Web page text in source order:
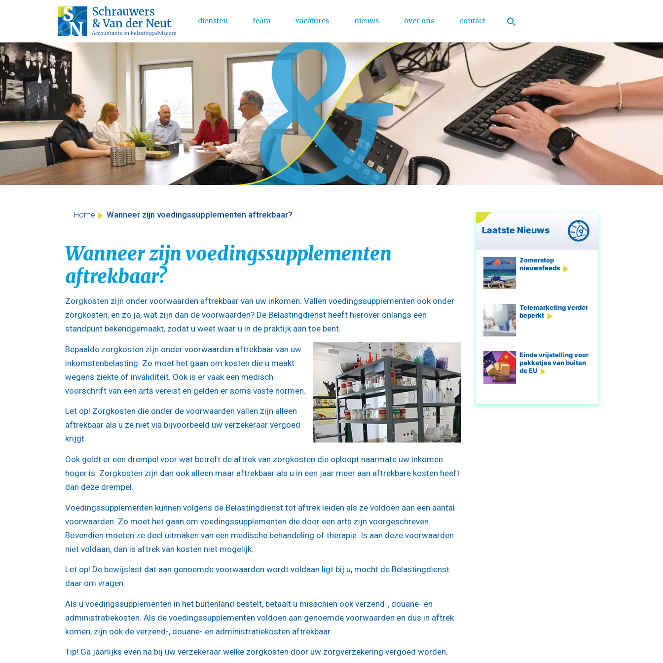
Skip
to
content
Main Menu
diensten team vacatures nieuws over ons contact
Home Wanneer zijn voedingssupplementen aftrekbaar?
Wanneer zijn voedingssupplementen
aftrekbaar?
Zorgkosten zijn onder voorwaarden aftrekbaar van uw inkomen. Vallen voedingssupplementen ook onder
zorgkosten, en zo ja, wat zijn dan de voorwaarden? De Belastingdienst heeft hierover onlangs een
standpunt bekendgemaakt, zodat u weet waar u in de praktijk aan toe bent.
Bepaalde zorgkosten zijn onder voorwaarden aftrekbaar van uw
inkomstenbelasting. Zo moet het gaan om kosten die u maakt
wegens ziekte of invaliditeit. Ook is er vaak een medisch
voorschrift van een arts vereist en gelden er soms vaste normen.
Let op! Zorgkosten die onder de voorwaarden vallen zijn alleen
aftrekbaar als u ze niet via bijvoorbeeld uw verzekeraar vergoed
krijgt.
Ook geldt er een drempel voor wat betreft de aftrek van zorgkosten die oploopt naarmate uw inkomen
hoger is. Zorgkosten zijn dan ook alleen maar aftrekbaar als u in een jaar meer aan aftrekbare kosten heeft
dan deze drempel.
Voedingssupplementen kunnen volgens de Belastingdienst tot aftrek leiden als ze voldoen aan een aantal
voorwaarden. Zo moet het gaan om voedingssupplementen die door een arts zijn voorgeschreven.
Bovendien moeten ze deel uitmaken van een medische behandeling of therapie. Is aan deze voorwaarden
niet voldaan, dan is aftrek van kosten niet mogelijk.
Let op! De bewijslast dat aan genoemde voorwaarden wordt voldaan ligt bij u, mocht de Belastingdienst
daar om vragen.
Als u voedingssupplementen in het buitenland bestelt, betaalt u misschien ook verzend-, douane- en
administratiekosten. Als de voedingssupplementen voldoen aan genoemde voorwaarden en dus in aftrek
komen, zijn ook de verzend-, douane- en administratiekosten aftrekbaar.
Tip! Ga jaarlijks even na bij uw verzekeraar welke zorgkosten door uw zorgverzekering vergoed worden.
Laatste Nieuws
Zomerstop
nieuwsfeeds
Telemarketing verder
beperkt
Einde vrijstelling voor
pakketjes van buiten
de EU